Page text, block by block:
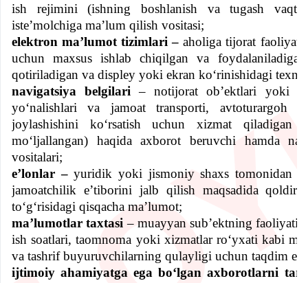
ish rejimini (ishning boshlanish va tugash
iste’molchiga ma’lum qilish vositasi;
elektron ma’lumot tizimlari –aholiga tijorat faoliyati
uchun maxsus ishlab chiqilgan va
qotiriladigan va displey yoki ekran ko‘rinishidagi
navigatsiya belgilari– notijorat ob’ektlari yoki
yo‘nalishlari va jamoat transporti, avtoturargoh
joylashishini ko‘rsatish uchun xizmat qiladigan
mo‘ljallangan) haqida axborot beruvchi hamda
vositalari;
e’lonlar –yuridik yoki jismoniy shaxs tomonidan
jamoatchilik e’tiborini jalb qilish maqsadida
to‘g‘risidagi qisqacha ma’lumot;
ma’lumotlar taxtasi– muayyan sub’ektning faoliyati
ish soatlari, taomnoma yoki xizmatlar ro‘yxati kabi
va tashrif buyuruvchilarning qulayligi uchun taqdim
ijtimoiy ahamiyatga ega bo‘lgan axborotlarni